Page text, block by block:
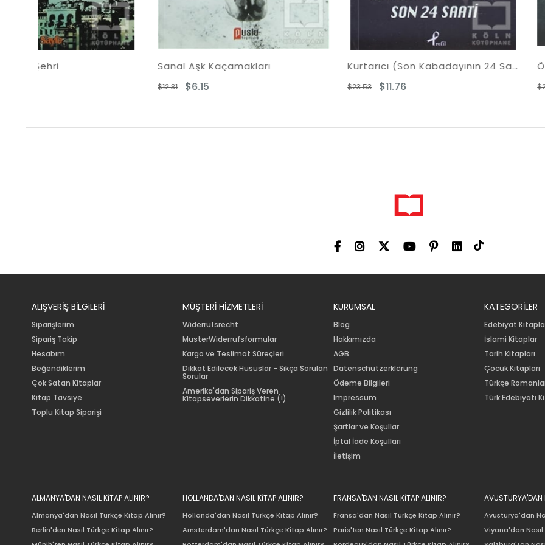
Sanal Aşk Kaçamakları Kurtarıcı (Son Kabadayının 24 Saati) Öğle Paydosu
ALIŞVERİŞ BİLGiLERİ
Siparişlerim
Sipariş Takip
Hesabım
Beğendiklerim
Çok Satan Kitaplar
Kitap Tavsiye
Toplu Kitap Siparişi
MÜŞTERİ HİZMETLERİ
Widerrufsrecht
MusterWiderrufsformular
Kargo ve Teslimat Süreçleri
Dikkat Edilecek Hususlar - Sıkça Sorulan
Sorular
Amerika'dan Sipariş Veren
Kitapseverlerin Dikkatine (!)
KURUMSAL
Blog
Hakkımızda
AGB
Datenschutzerklärung
Ödeme Bilgileri
Impressum
Gizlilik Politikası
Şartlar ve Koşullar
İptal İade Koşulları
İletişim
KATEGORİLER
Edebiyat
İslami Kitaplar
Tarih Kitapları
Çocuk Kitapları
Türkçe
Türk Edebiyatı
ALMANYA'DAN NASIL KİTAP ALINIR?
Almanya'dan Nasıl Türkçe Kitap Alınır?
Berlin'den Nasıl Türkçe Kitap Alınır?
HOLLANDA'DAN NASIL KİTAP ALINIR?
Hollanda'dan Nasıl Türkçe Kitap Alınır?
Amsterdam'dan Nasıl Türkçe Kitap Alınır?
FRANSA'DAN NASIL KİTAP ALINIR?
Fransa'dan Nasıl Türkçe Kitap Alınır?
Paris'ten Nasıl Türkçe Kitap Alınır?
AVUSTURYA'DAN
Avusturya'dan
Viyana'dan Nasıl